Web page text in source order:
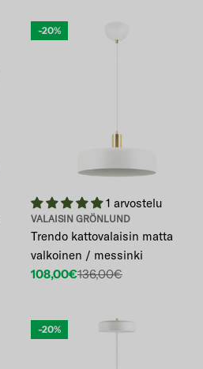
-20%
1 arvostelu
VALAISIN GRÖNLUND
Trendo kattovalaisin matta
valkoinen / messinki
Etuhinta
108,00€
Normaalihinta
136,00€
-20%